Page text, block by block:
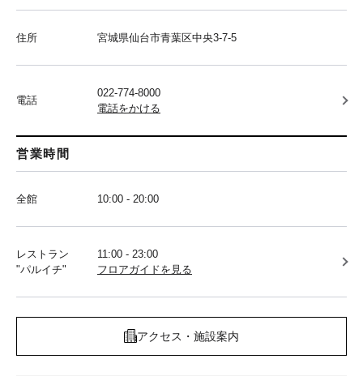
住所 宮城県仙台市青葉区中央3-7-5
電話
022-774-8000
電話をかける
営業時間
全館 10:00 - 20:00
レストラン
"パルイチ"
11:00 - 23:00
フロアガイドを見る
アクセス・施設案内